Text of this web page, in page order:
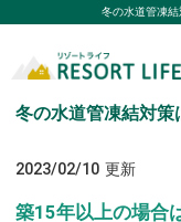
冬の水道管凍
冬の水道管凍結対策
2023/02/10 更新
築15年以上の場合